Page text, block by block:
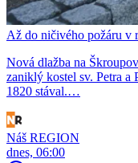
Až do ničivého požáru v
Nová dlažba na
zaniklý kostel sv. Petra a
1820 stával.…
Náš REGION
dnes, 06:00